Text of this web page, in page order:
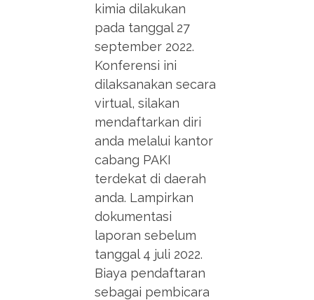
kimia dilakukan
pada tanggal 27
september 2022.
Konferensi ini
dilaksanakan secara
virtual, silakan
mendaftarkan diri
anda melalui kantor
cabang PAKI
terdekat di daerah
anda. Lampirkan
dokumentasi
laporan sebelum
tanggal 4 juli 2022.
Biaya pendaftaran
sebagai pembicara